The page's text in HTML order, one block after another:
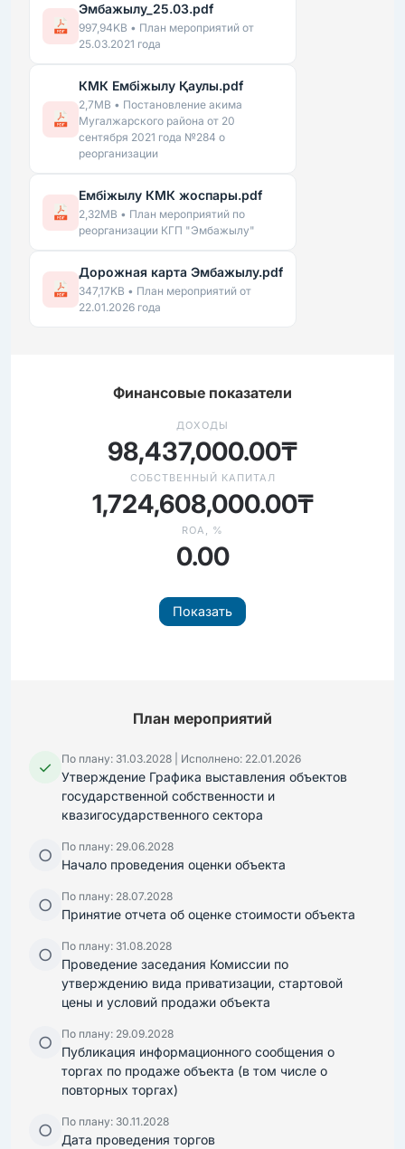
Эмбажылу_25.03.pdf
997,94KB • План мероприятий от
25.03.2021 года
КМК Ембіжылу Қаулы.pdf
2,7MB • Постановление акима
Мугалжарского района от 20
сентября 2021 года №284 о
реорганизации
Ембіжылу КМК жоспары.pdf
2,32MB • План мероприятий по
реорганизации КГП "Эмбажылу"
Дорожная карта Эмбажылу.pdf
347,17KB • План мероприятий от
22.01.2026 года
Финансовые показатели
ДОХОДЫ
98,437,000.00₸
СОБСТВЕННЫЙ КАПИТАЛ
1,724,608,000.00₸
ROA, %
0.00
Показать
План мероприятий
✓ По плану: 31.03.2028 | Исполнено: 22.01.2026
Утверждение Графика выставления объектов
государственной собственности и
квазигосударственного сектора
○ По плану: 29.06.2028
Начало проведения оценки объекта
○ По плану: 28.07.2028
Принятие отчета об оценке стоимости объекта
○ По плану: 31.08.2028
Проведение заседания Комиссии по
утверждению вида приватизации, стартовой
цены и условий продажи объекта
○ По плану: 29.09.2028
Публикация информационного сообщения о
торгах по продаже объекта (в том числе о
повторных торгах)
○ По плану: 30.11.2028
Дата проведения торгов